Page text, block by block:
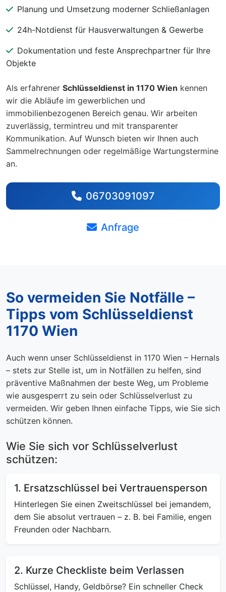
Planung und Umsetzung moderner Schließanlagen
24h-Notdienst für Hausverwaltungen & Gewerbe
Dokumentation und feste Ansprechpartner für Ihre
Objekte
Als erfahrener Schlüsseldienst in 1170 Wien kennen
wir die Abläufe im gewerblichen und
immobilienbezogenen Bereich genau. Wir arbeiten
zuverlässig, termintreu und mit transparenter
Kommunikation. Auf Wunsch bieten wir Ihnen auch
Sammelrechnungen oder regelmäßige Wartungstermine
an.
06703091097
Anfrage
So vermeiden Sie Notfälle –
Tipps vom Schlüsseldienst
1170 Wien
Auch wenn unser Schlüsseldienst in 1170 Wien – Hernals
– stets zur Stelle ist, um in Notfällen zu helfen, sind
präventive Maßnahmen der beste Weg, um Probleme
wie ausgesperrt zu sein oder Schlüsselverlust zu
vermeiden. Wir geben Ihnen einfache Tipps, wie Sie sich
schützen können.
Wie Sie sich vor Schlüsselverlust
schützen:
1. Ersatzschlüssel bei Vertrauensperson
Hinterlegen Sie einen Zweitschlüssel bei jemandem,
dem Sie absolut vertrauen – z. B. bei Familie, engen
Freunden oder Nachbarn.
2. Kurze Checkliste beim Verlassen
Schlüssel, Handy, Geldbörse? Ein schneller Check